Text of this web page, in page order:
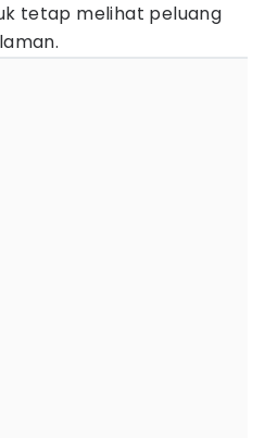
tetap melihat peluang